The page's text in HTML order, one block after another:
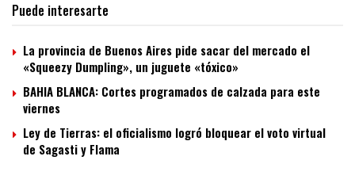
Puede interesarte
La provincia de Buenos Aires pide sacar del mercado el
«Squeezy Dumpling», un juguete «tóxico»
BAHIA BLANCA: Cortes programados de calzada para este
viernes
Ley de Tierras: el oficialismo logró bloquear el voto virtual
de Sagasti y Flama